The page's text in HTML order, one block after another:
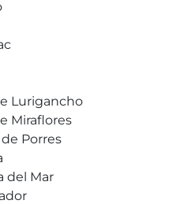
Lurigancho
Miraflores
Porres
del Mar